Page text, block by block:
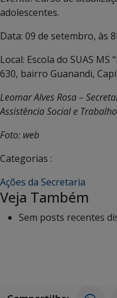
adolescentes.
Data: 09 de setembro, às
Local: Escola do SUAS MS
630, bairro Guanandi,
Leomar Alves Rosa –
Assistência Social e
Foto: web
Categorias :
Ações da Secretaria
Veja Também
Sem posts recentes